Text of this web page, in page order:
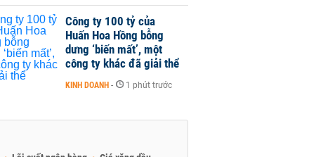
Công ty 100 tỷ của
Huấn Hoa Hồng bỗng
dưng ‘biến mất’, một
công ty khác đã giải thể
KINH DOANH - 1 phút trước